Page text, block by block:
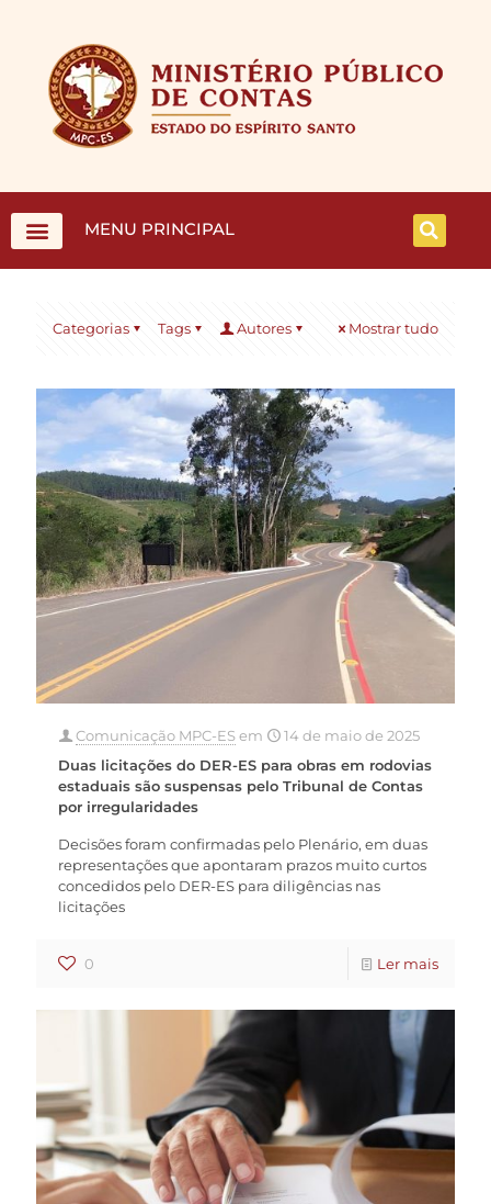
MENU PRINCIPAL
Categorias Tags Autores Mostrar tudo
Comunicação MPC-ESem
14 de maio de 2025
Duas licitações do DER-ES para obras em rodovias
estaduais são suspensas pelo Tribunal de Contas
por irregularidades
Decisões foram confirmadas pelo Plenário, em duas
representações que apontaram prazos muito curtos
concedidos pelo DER-ES para diligências nas
licitações
0 Ler mais